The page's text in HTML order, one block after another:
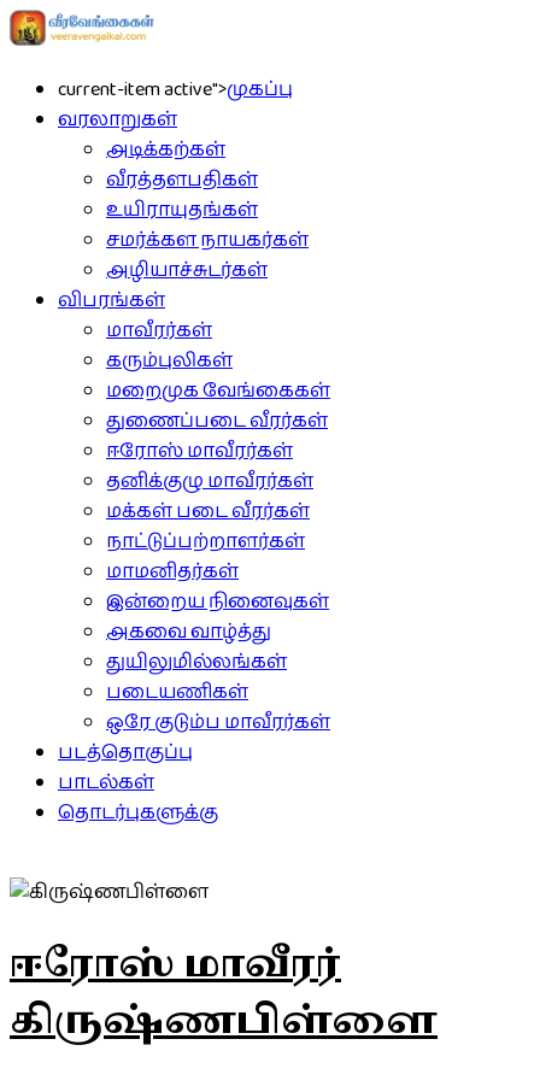
current-item active">முகப்பு
வரலாறுகள்
அடிக்கற்கள்
வீரத்தளபதிகள்
உயிராயுதங்கள்
சமர்க்கள நாயகர்கள்
அழியாச்சுடர்கள்
விபரங்கள்
மாவீரர்கள்
கரும்புலிகள்
மறைமுக வேங்கைகள்
துணைப்படை வீரர்கள்
ஈரோஸ் மாவீரர்கள்
தனிக்குழு மாவீரர்கள்
மக்கள் படை வீரர்கள்
நாட்டுப்பற்றாளர்கள்
மாமனிதர்கள்
இன்றைய நினைவுகள்
அகவை வாழ்த்து
துயிலுமில்லங்கள்
படையணிகள்
ஒரே குடும்ப மாவீரர்கள்
படத்தொகுப்பு
பாடல்கள்
தொடர்புகளுக்கு
ஈரோஸ் மாவீரர்
கிருஷ்ணபிள்ளை